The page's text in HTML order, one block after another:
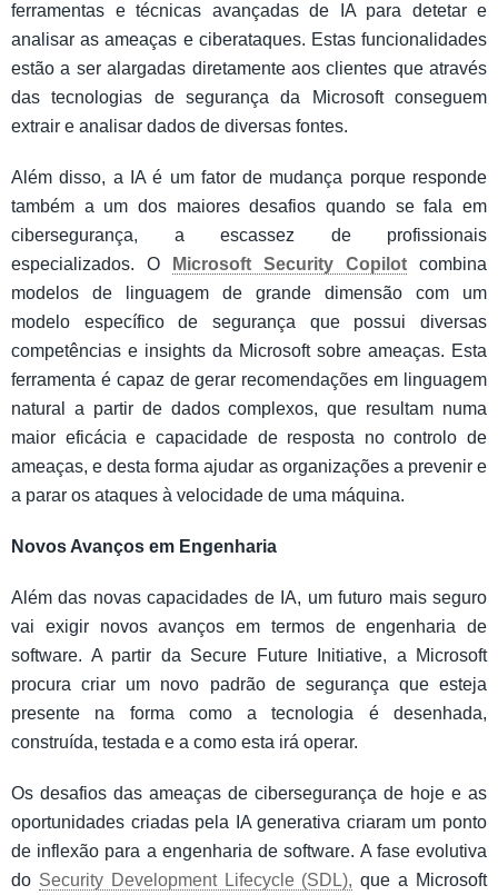
ferramentas e técnicas avançadas de IA para detetar e
analisar as ameaças e ciberataques. Estas funcionalidades
estão a ser alargadas diretamente aos clientes que através
das tecnologias de segurança da Microsoft conseguem
extrair e analisar dados de diversas fontes.
Além disso, a IA é um fator de mudança porque responde
também a um dos maiores desafios quando se fala em
cibersegurança, a escassez de profissionais
especializados. O
Microsoft Security Copilot combina
modelos de linguagem de grande dimensão com um
modelo específico de segurança que possui diversas
competências e insights da Microsoft sobre ameaças. Esta
ferramenta é capaz de gerar recomendações em linguagem
natural a partir de dados complexos, que resultam numa
maior eficácia e capacidade de resposta no controlo de
ameaças, e desta forma ajudar as organizações a prevenir e
a parar os ataques à velocidade de uma máquina.
Novos Avanços em Engenharia
Além das novas capacidades de IA, um futuro mais seguro
vai exigir novos avanços em termos de engenharia de
software. A partir da Secure Future Initiative, a Microsoft
procura criar um novo padrão de segurança que esteja
presente na forma como a tecnologia é desenhada,
construída, testada e a como esta irá operar.
Os desafios das ameaças de cibersegurança de hoje e as
oportunidades criadas pela IA generativa criaram um ponto
de inflexão para a engenharia de software. A fase evolutiva
do Security Development Lifecycle (SDL), que a Microsoft